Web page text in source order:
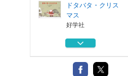
ドタバタ・クリス
マス
好学社
７ひきのこうさぎ